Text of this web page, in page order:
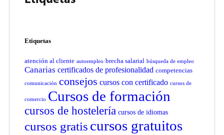
Etiquetas
atención al cliente autoempleo brecha salarial búsqueda de empleo
Canarias certificados de profesionalidad competencias
comunicación consejos cursos con certificado cursos de
comercio Cursos de formación
cursos de hostelería cursos de idiomas
cursos gratis cursos gratuitos